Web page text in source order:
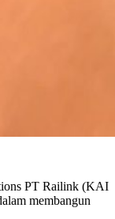
PT Railink (KAI
membangun